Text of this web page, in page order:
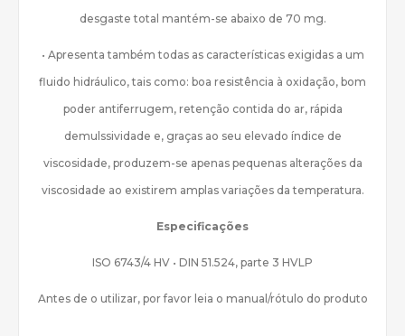
desgaste total mantém-se abaixo de 70 mg.
• Apresenta também todas as características exigidas a um
fluido hidráulico, tais como: boa resistência à oxidação, bom
poder antiferrugem, retenção contida do ar, rápida
demulssividade e, graças ao seu elevado índice de
viscosidade, produzem-se apenas pequenas alterações da
viscosidade ao existirem amplas variações da temperatura.
Especificações
ISO 6743/4 HV • DIN 51.524, parte 3 HVLP
Antes de o utilizar, por favor leia o manual/rótulo do produto